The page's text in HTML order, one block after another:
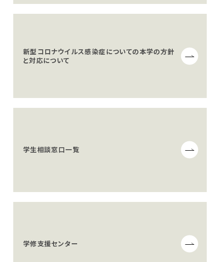
新型コロナウイルス感染症についての本学の方針
と対応について
学生相談窓口一覧
学修支援センター